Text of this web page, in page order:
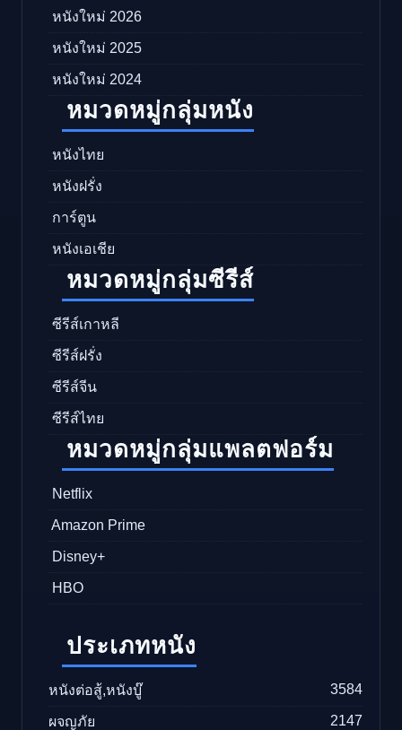
หนังใหม่ 2026
หนังใหม่ 2025
หนังใหม่ 2024
หมวดหมู่กลุ่มหนัง
หนังไทย
หนังฝรั่ง
การ์ตูน
หนังเอเชีย
หมวดหมู่กลุ่มซีรีส์
ซีรีส์เกาหลี
ซีรีส์ฝรั่ง
ซีรีส์จีน
ซีรีส์ไทย
หมวดหมู่กลุ่มแพลตฟอร์ม
Netflix
Amazon Prime
Disney+
HBO
ประเภทหนัง
หนังต่อสู้,หนังบู๊ 3584
ผจญภัย 2147